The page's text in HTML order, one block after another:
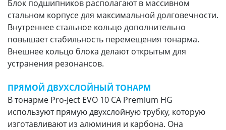
Блок подшипников располагают в массивном
стальном корпусе для максимальной долговечности.
Внутреннее стальное кольцо дополнительно
повышает стабильность перемещения тонарма.
Внешнее кольцо блока делают открытым для
устранения резонансов.
ПРЯМОЙ ДВУХСЛОЙНЫЙ ТОНАРМ
В тонарме Pro-Ject EVO 10 CA Premium HG
используют прямую двухслойную трубку, которую
изготавливают из алюминия и карбона. Она